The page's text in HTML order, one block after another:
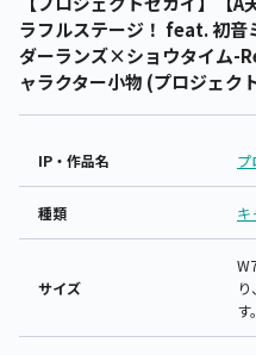
ラフルステージ！ feat. 初音
ダーランズ×ショウタイム-
ャラクター小物 (プロジェク
IP・作品名 プ
種類 キ
サイズ
す。